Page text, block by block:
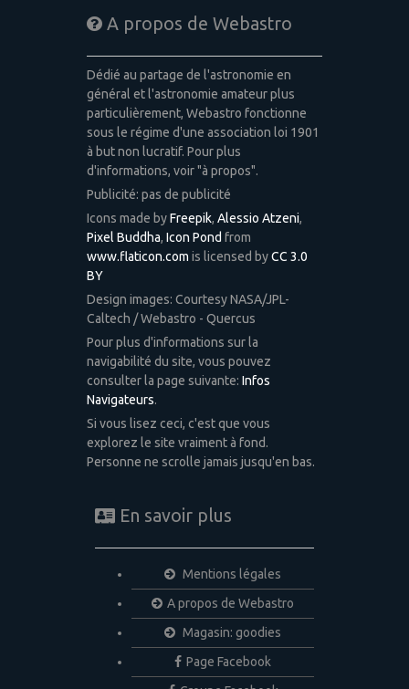
A propos de Webastro
Dédié au partage de l'astronomie en
général et l'astronomie amateur plus
particulièrement, Webastro fonctionne
sous le régime d'une association loi 1901
à but non lucratif. Pour plus
d'informations, voir "à propos".
Publicité: pas de publicité
Icons made byFreepik, Alessio Atzeni,
Pixel Buddha, Icon Pond from
www.flaticon.com is licensed byCC 3.0
BY
Design images: Courtesy NASA/JPL-
Caltech / Webastro - Quercus
Pour plus d'informations sur la
navigabilité du site, vous pouvez
consulter la page suivante: Infos
Navigateurs.
Si vous lisez ceci, c'est que vous
explorez le site vraiment à fond.
Personne ne scrolle jamais jusqu'en bas.
En savoir plus
Mentions légales
A propos de Webastro
Magasin: goodies
Page Facebook